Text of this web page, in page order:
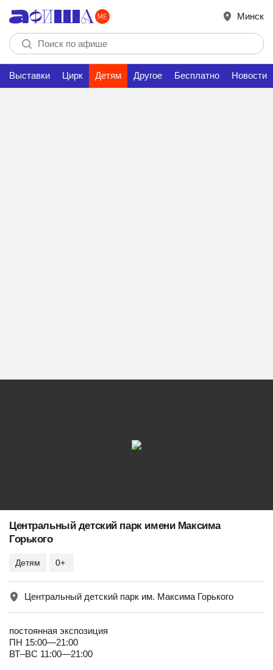
Минск
Выставки Цирк Детям Другое Бесплатно Новости
Центральный детский парк имени Максима
Горького
Детям 0+
Центральный детский парк им. Максима Горького
постоянная экспозиция
ПН 15:00—21:00
ВТ–ВС 11:00—21:00